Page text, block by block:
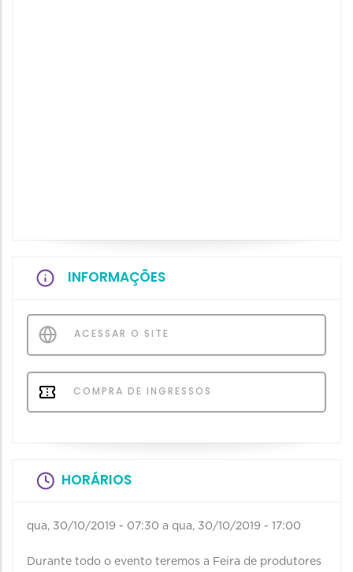
INFORMAÇÕES
ACESSAR O SITE
COMPRA DE INGRESSOS
HORÁRIOS
qua, 30/10/2019 - 07:30 a qua, 30/10/2019 - 17:00
Durante todo o evento teremos a Feira de produtores